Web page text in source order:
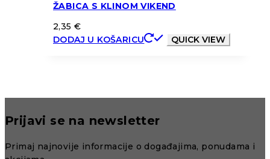
ŽABICA S KLINOM VIKEND
2,35 €
DODAJ U KOŠARICU
QUICK VIEW
Prijavi se na newsletter
Primaj najnovije informacije o događajima, ponudama i